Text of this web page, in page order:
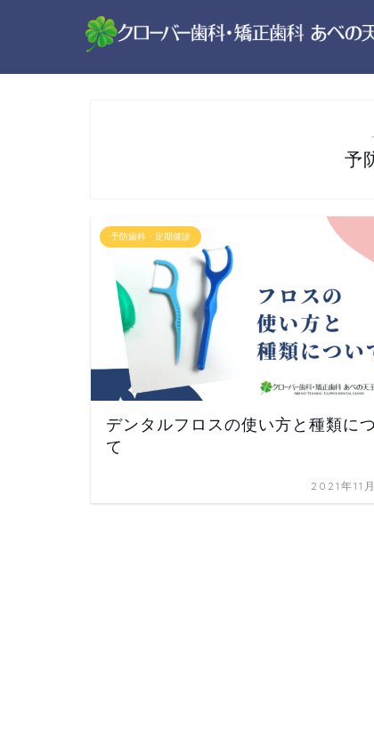
予
予防歯科・定期健診
デンタルフロスの使い方と種類に
て
2021年11